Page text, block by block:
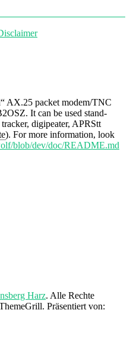
AX.25 packet modem/TNC
It can be used stand-
digipeater, APRStt
). For more information, look
blob/dev/doc/README.md
Harz. Alle Rechte
Präsentiert von: